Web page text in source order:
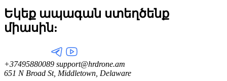
Եկեք ապագան ստեղծենք
միասին:
+37495880089 support@hrdrone.am
651 N Broad St, Middletown, Delaware